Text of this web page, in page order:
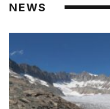
NEWS